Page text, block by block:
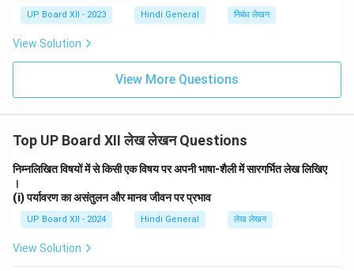
UP Board XII - 2023 Hindi General निबंध लेखन
View Solution
View More Questions
Top UP Board XII लेख लेखन Questions
निम्नलिखित विषयों में से किसी एक विषय पर अपनी भाषा-शैली में सारगर्भित लेख लिखिए
।
(i) पर्यावरण का असंतुलन और मानव जीवन पर प्रभाव
UP Board XII - 2024 Hindi General लेख लेखन
View Solution